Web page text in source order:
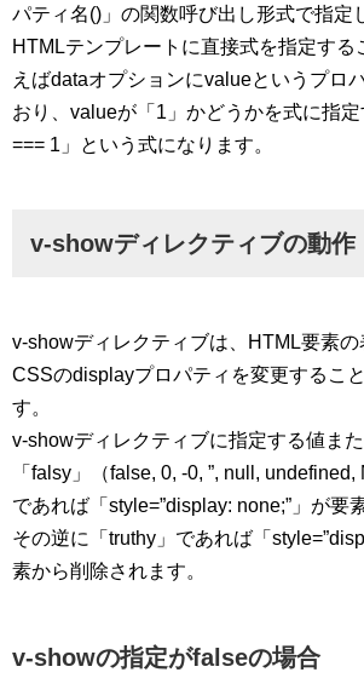
パティ名()」の関数呼び出し形式で指定
HTMLテンプレートに直接式を指定する
えばdataオプションにvalueというプロ
おり、valueが「1」かどうかを式に指
=== 1」という式になります。
v-showディレクティブの動作
v-showディレクティブは、HTML要素
CSSのdisplayプロパティを変更するこ
す。
v-showディレクティブに指定する値ま
「falsy」（false, 0, -0, ”, null, undefined,
であれば「style=”display: none;”」が要
その逆に「truthy」であれば「
素から削除されます。
v-showの指定がfalseの場合